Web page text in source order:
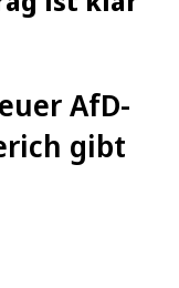
AfD-
gibt